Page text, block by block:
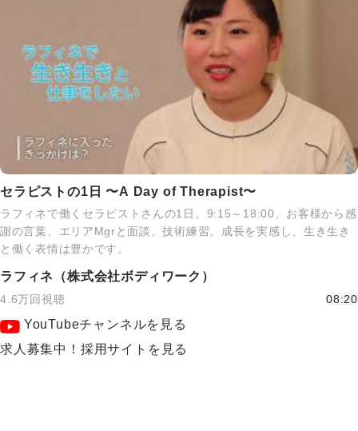
セラピストの1日 〜A Day of Therapist〜
ラフィネで働くセラピストさんの1日。9:15～18:00、お客様から感
謝の言葉、エリアMgrと面談、技術練習。成長を実感し、生き生き
と働く表情は豊かです。
ラフィネ（株式会社ボディワーク）
4.6万回視聴 08:20
YouTubeチャンネルを見る
求人募集中！採用サイトを見る